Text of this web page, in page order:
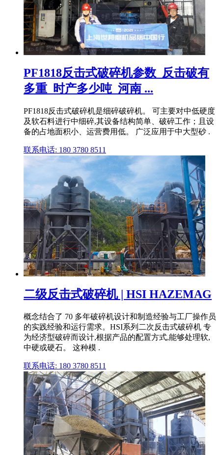
PF1818反击式破碎机参数_反击破有
多重_时产多少吨_河南 ...
PF1818反击式破碎机是细碎破碎机。 可主要对中低硬度
及软石料进行中细碎,其设备结构简单、破碎工作；且设
备的占地面积小、运营费用低。 广泛应用于中大型砂 .
联系电话: 180 3780 8511
二级反击式破碎机 | HSI HAZEMAG
概念结合了 70 多年破碎机设计和制造经验与工厂操作员
的实践经验和运行需求。HSI系列二次反击式破碎机 专
为经济型破碎而设计,根据产品的配置方式,能够处理软,
中硬或硬石。 这种模 .
联系电话: 180 3780 8511